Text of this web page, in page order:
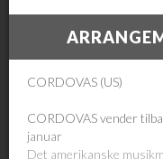
CORDOVAS (US)
CORDOVAS vender
januar
Det amerikanske